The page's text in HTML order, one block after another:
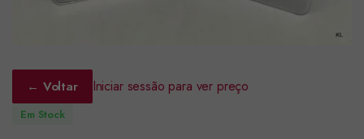
← Voltar Iniciar sessão para ver preço
Em Stock